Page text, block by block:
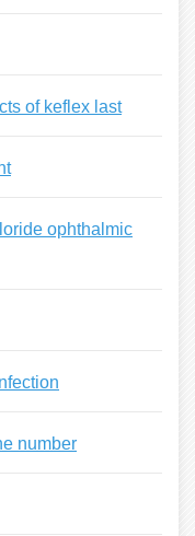
of keflex last
ophthalmic
number